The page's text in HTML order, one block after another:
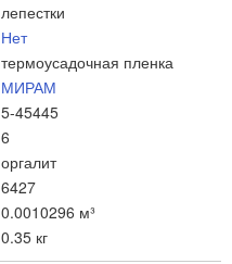
лепестки
Нет
термоусадочная пленка
МИРАМ
5-45445
6
оргалит
6427
0.0010296 м³
0.35 кг